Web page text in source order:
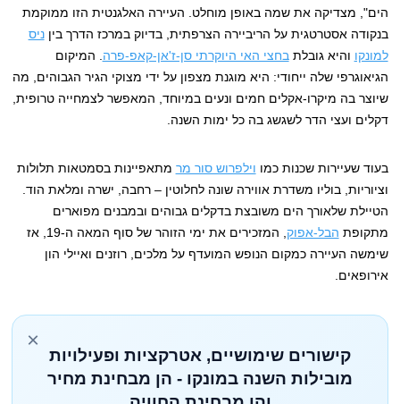
הים", מצדיקה את שמה באופן מוחלט. העיירה האלגנטית הזו ממוקמת
בנקודה אסטרטגית על הריביירה הצרפתית, בדיוק במרכז הדרך ביןניס
למונקו והיא גובלתבחצי האי היוקרתי סן-ז'אן-קאפ-פרה . המיקום
הגיאוגרפי שלה ייחודי: היא מוגנת מצפון על ידי מצוקי הגיר הגבוהים, מה
שיוצר בה מיקרו-אקלים חמים ונעים במיוחד, המאפשר לצמחייה טרופית,
דקלים ועצי הדר לשגשג בה כל ימות השנה.
בעוד שעיירות שכנות כמו וילפרוש סור מר מתאפיינות בסמטאות תלולות
וציוריות, בוליו משדרת אווירה שונה לחלוטין – רחבה, ישרה ומלאת הוד.
הטיילת שלאורך הים משובצת בדקלים גבוהים ובמבנים מפוארים
מתקופת הבל-אפוק
, המזכירים את ימי הזוהר של סוף המאה ה-19, אז
שימשה העיירה כמקום הנופש המועדף על מלכים, רוזנים ואיילי הון
אירופאים.
×
קישורים שימושיים, אטרקציות ופעילויות
מובילות השנה במונקו - הן מבחינת מחיר